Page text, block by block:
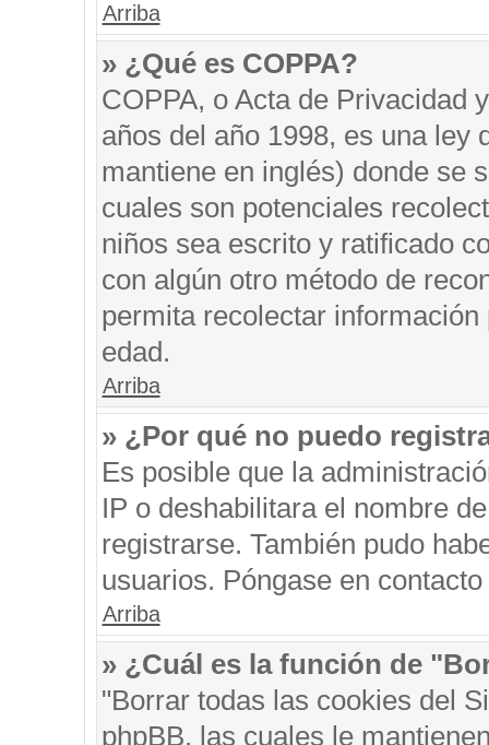
Arriba
» ¿Qué es COPPA?
COPPA, o Acta de Privacidad
años del año 1998, es una ley
mantiene en inglés) donde se
cuales son potenciales
niños sea escrito y ratificado
con algún otro método de
permita recolectar
edad.
Arriba
» ¿Por qué no puedo
Es posible que la
IP o deshabilitara el nombre
registrarse. También pudo
usuarios. Póngase en
Arriba
» ¿Cuál es la función de
"Borrar todas las cookies del
phpBB, las cuales le